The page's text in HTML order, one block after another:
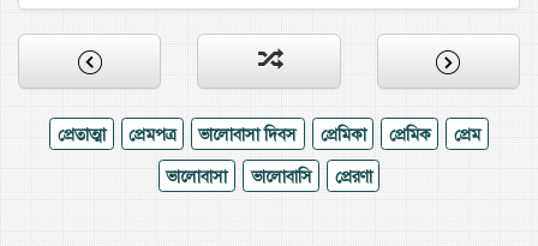
প্রেতাত্মা প্রেমপত্র ভালোবাসা দিবস প্রেমিকা প্রেমিক
প্রেম
ভালোবাসা
ভালোবাসি প্রেরণা